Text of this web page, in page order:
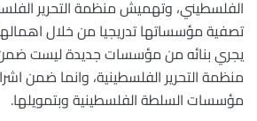
الفلسطيني، وتهميش منظمة التحرير
تصفية مؤسساتها تدريجيا من خلال
يجري بنائه من مؤسسات جديدة ليست
منظمة التحرير الفلسطينية، وانما ضمن
مؤسسات السلطة الفلسطينية وبتمويلها.